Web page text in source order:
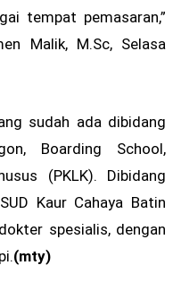
tempat pemasaran,”
Malik, M.Sc, Selasa
sudah ada dibidang
Boarding School,
(PKLK). Dibidang
Kaur Cahaya Batin
spesialis, dengan
(mty)